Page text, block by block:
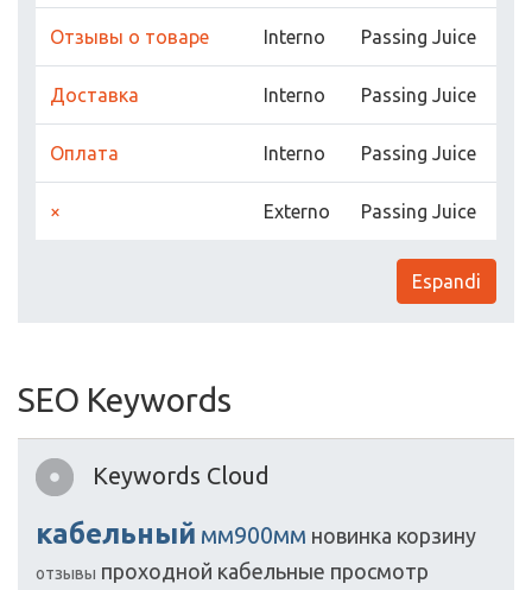
Отзывы о товаре Interno Passing Juice
Доставка Interno Passing Juice
Оплата Interno Passing Juice
× Externo Passing Juice
Espandi
SEO Keywords
Keywords Cloud
кабельный мм900мм новинка корзину
отзывы проходной кабельные просмотр